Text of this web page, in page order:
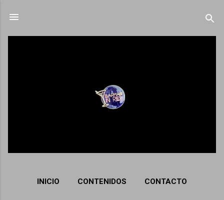
INICIO CONTENIDOS CONTACTO